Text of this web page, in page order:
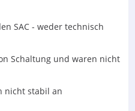
SAC - weder technisch
Schaltung und waren nicht
nicht stabil an